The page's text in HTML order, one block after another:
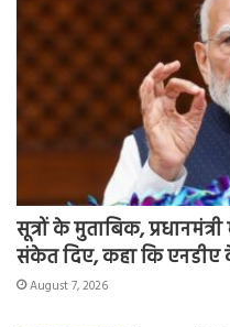
सूत्रों के मुताबिक,
संकेत दिए, कहा कि
August 7, 2026